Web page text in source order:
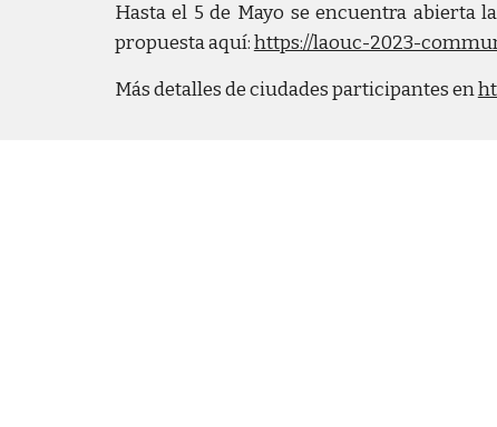
Hasta el 5 de Mayo se encuentra abierta
propuesta aquí:https://laouc-2023-
Más detalles de ciudades participantes en